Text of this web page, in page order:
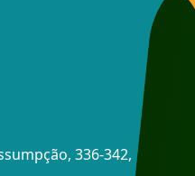
336-342,